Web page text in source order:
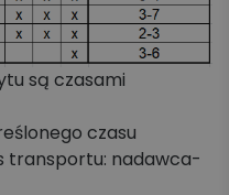
są czasami
czasu
transportu: nadawca-